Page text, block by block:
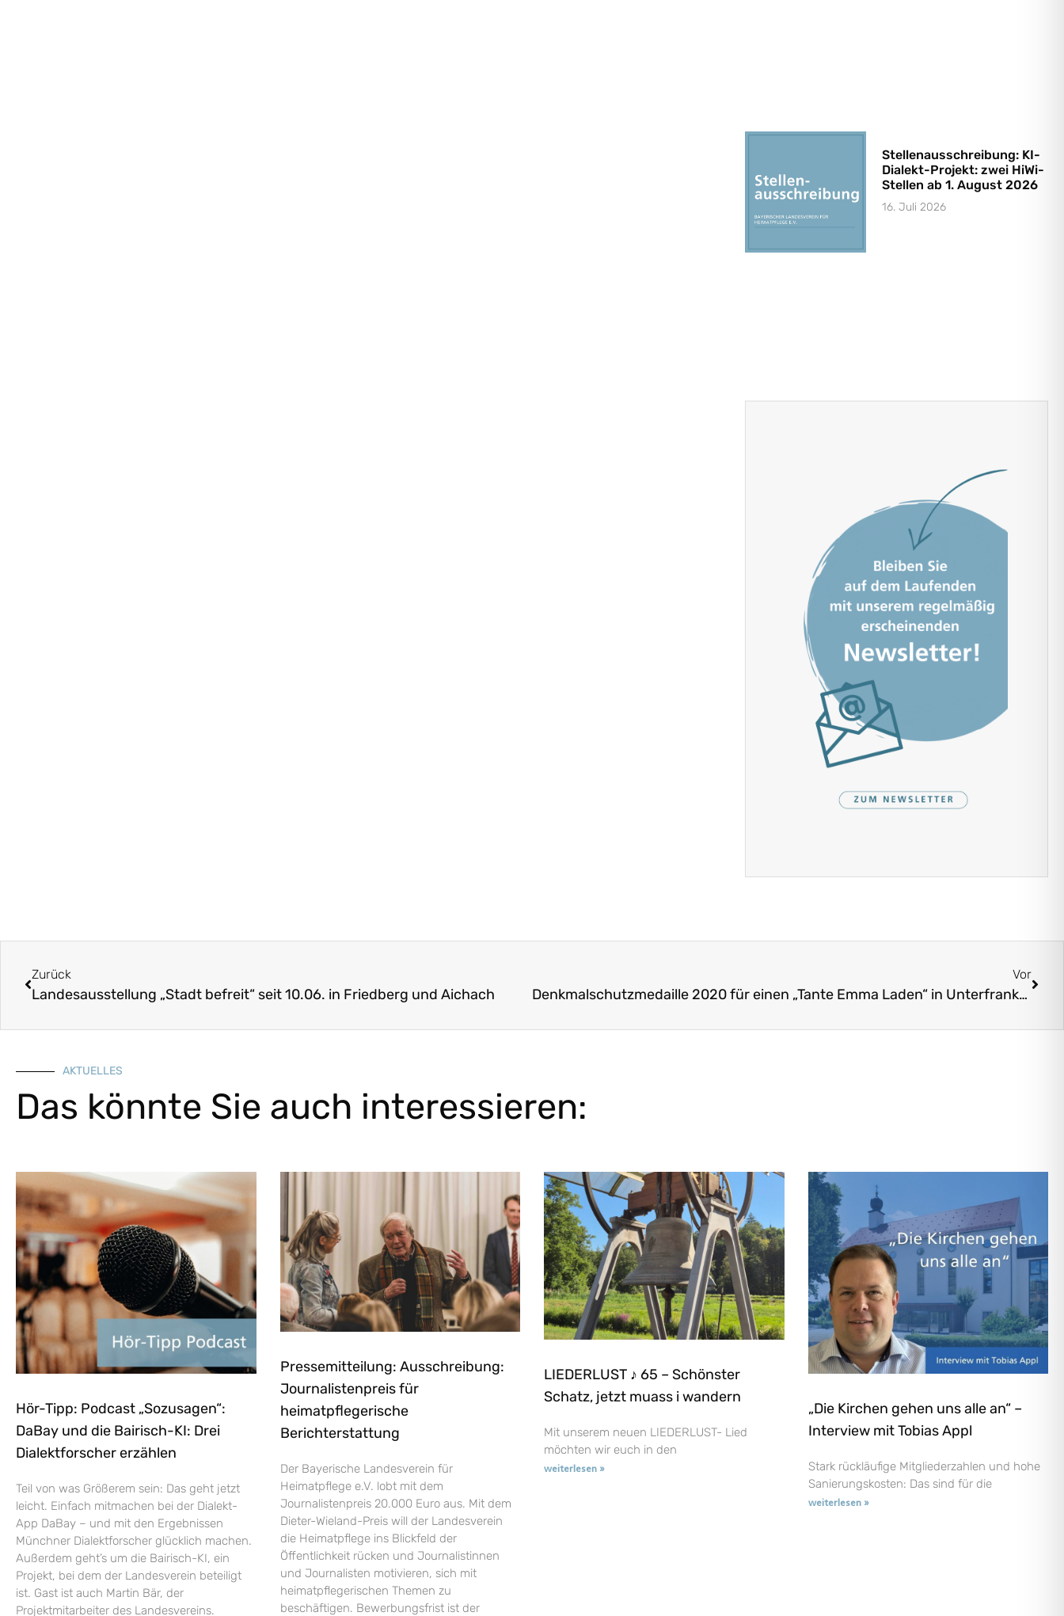
Stellenausschreibung: KI-
Dialekt-Projekt: zwei HiWi-
Stellen ab 1. August 2026
16. Juli 2026
Zurück
Landesausstellung „Stadt befreit“ seit 10.06. in Friedberg und Aichach
Vor
Denkmalschutzmedaille 2020 für einen „Tante Emma Laden“ in Unterfranken
AKTUELLES
Das könnte Sie auch interessieren:
Hör-Tipp: Podcast „Sozusagen“:
DaBay und die Bairisch-KI: Drei
Dialektforscher erzählen
Teil von was Größerem sein: Das geht jetzt
leicht. Einfach mitmachen bei der Dialekt-
App DaBay – und mit den Ergebnissen
Münchner Dialektforscher glücklich machen.
Außerdem geht’s um die Bairisch-KI, ein
Projekt, bei dem der Landesverein beteiligt
ist. Gast ist auch Martin Bär, der
Projektmitarbeiter des Landesvereins.
Pressemitteilung: Ausschreibung:
Journalistenpreis für
heimatpflegerische
Berichterstattung
Der Bayerische Landesverein für
Heimatpflege e.V. lobt mit dem
Journalistenpreis 20.000 Euro aus. Mit dem
Dieter-Wieland-Preis will der Landesverein
die Heimatpflege ins Blickfeld der
Öffentlichkeit rücken und Journalistinnen
und Journalisten motivieren, sich mit
heimatpflegerischen Themen zu
beschäftigen. Bewerbungsfrist ist der
LIEDERLUST ♪ 65 – Schönster
Schatz, jetzt muass i wandern
Mit unserem neuen LIEDERLUST- Lied
möchten wir euch in den
weiterlesen »
„Die Kirchen gehen uns alle an“ –
Interview mit Tobias Appl
Stark rückläufige Mitgliederzahlen und hohe
Sanierungskosten: Das sind für die
weiterlesen »